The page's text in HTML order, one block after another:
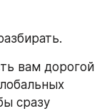
вам дорогой
сразу